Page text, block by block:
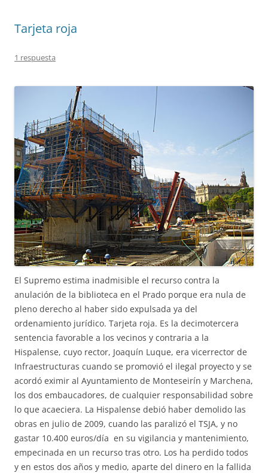
Tarjeta roja
1 respuesta
El Supremo estima inadmisible el recurso contra la
anulación de la biblioteca en el Prado porque era nula de
pleno derecho al haber sido expulsada ya del
ordenamiento jurídico. Tarjeta roja. Es la decimotercera
sentencia favorable a los vecinos y contraria a la
Hispalense, cuyo rector, Joaquín Luque, era vicerrector de
Infraestructuras cuando se promovió el ilegal proyecto y se
acordó eximir al Ayuntamiento de Monteseirín y Marchena,
los dos embaucadores, de cualquier responsabilidad sobre
lo que acaeciera. La Hispalense debió haber demolido las
obras en julio de 2009, cuando las paralizó el TSJA, y no
gastar 10.400 euros/día en su vigilancia y mantenimiento,
empecinada en un recurso tras otro. Los ha perdido todos
y en estos dos años y medio, aparte del dinero en la fallida